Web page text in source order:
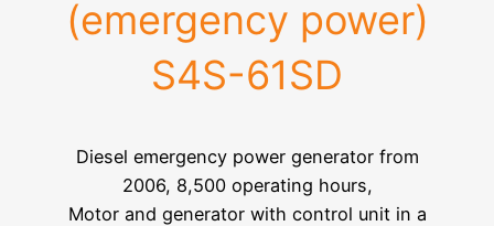
(emergency power)
S4S-61SD
Diesel emergency power generator from
2006, 8,500 operating hours,
Motor and generator with control unit in a